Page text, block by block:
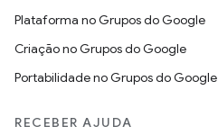
Plataforma no Grupos do Google
Criação no Grupos do Google
Portabilidade no Grupos do Google
RECEBER AJUDA